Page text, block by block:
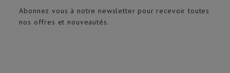
Abonnez vous à notre newsletter pour recevoir toutes
nos offres et nouveautés.